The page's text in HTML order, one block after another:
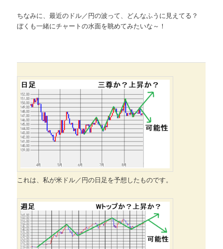
ちなみに、最近のドル／円の波って、どんなふうに見えてる？
ぼくも一緒にチャートの水面を眺めてみたいな～！
これは、私が米ドル／円の日足を予想したものです。